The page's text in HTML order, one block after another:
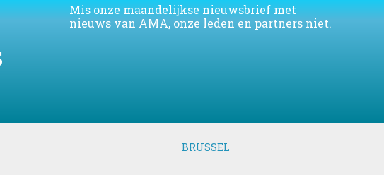
Mis onze maandelijkse nieuwsbrief met
nieuws van AMA, onze leden en partners niet.
BRUSSEL